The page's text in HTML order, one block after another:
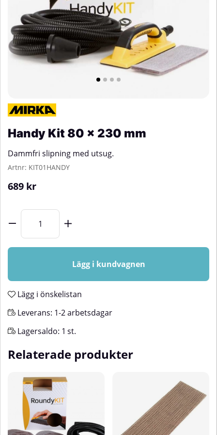
Handy Kit 80 x 230 mm
Dammfri slipning med utsug.
Artnr: KIT01HANDY
689 kr
Lägg i kundvagnen
Lägg i önskelistan
Leverans: 1-2 arbetsdagar
Lagersaldo: 1 st.
Relaterade produkter